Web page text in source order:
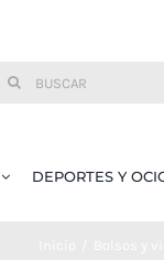
Buscar:
DEPORTES Y